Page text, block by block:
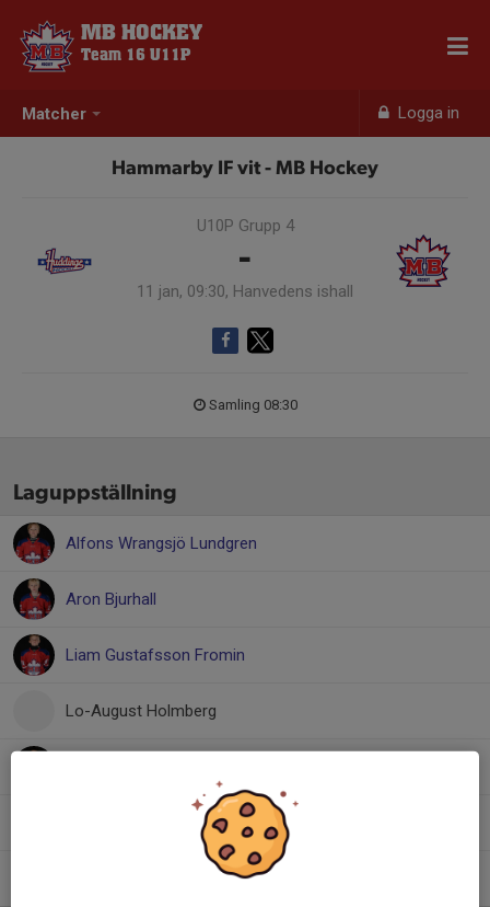
Matcher Logga in
MB HOCKEY
Team 16 U11P
Hammarby IF vit - MB Hockey
U10P Grupp 4
-
11 jan, 09:30, Hanvedens ishall
Samling 08:30
Laguppställning
Alfons Wrangsjö Lundgren
Aron Bjurhall
Liam Gustafsson Fromin
Lo-August Holmberg